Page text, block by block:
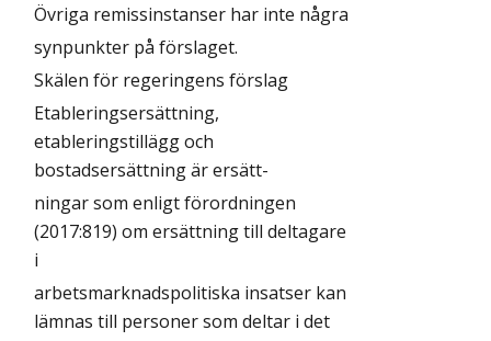
Övriga remissinstanser har inte några
synpunkter på förslaget.
Skälen för regeringens förslag
Etableringsersättning,
etableringstillägg och
bostadsersättning är ersätt-
ningar som enligt förordningen
(2017:819) om ersättning till deltagare
i
arbetsmarknadspolitiska insatser kan
lämnas till personer som deltar i det